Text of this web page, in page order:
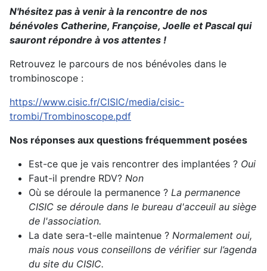
N'hésitez pas à venir à la rencontre de nos
bénévoles Catherine, Françoise, Joelle et Pascal qui
sauront répondre à vos attentes !
Retrouvez le parcours de nos bénévoles dans le
trombinoscope :
https://www.cisic.fr/CISIC/media/cisic-
trombi/Trombinoscope.pdf
Nos réponses aux questions fréquemment posées
Est-ce que je vais rencontrer des implantées ? Oui
Faut-il prendre RDV? Non
Où se déroule la permanence ? La permanence
CISIC se déroule dans le bureau d'acceuil au siège
de l'association.
La date sera-t-elle maintenue ? Normalement oui,
mais nous vous conseillons de vérifier sur l’agenda
du site du CISIC.